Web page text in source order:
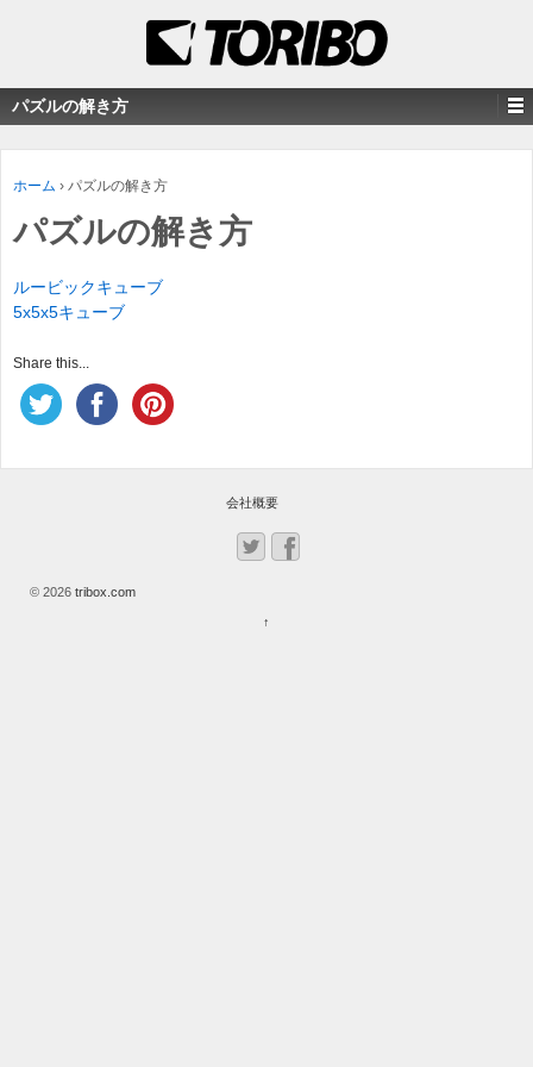
パズルの解き方
ホーム › パズルの解き方
パズルの解き方
ルービックキューブ
5x5x5キューブ
Share this...
会社概要
© 2026 tribox.com
↑